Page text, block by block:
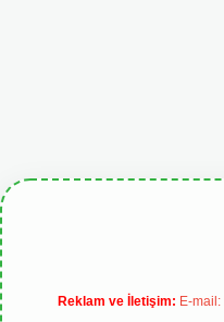
Reklam ve İletişim: E-mail: